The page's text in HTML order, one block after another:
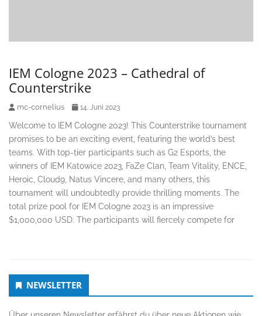
IEM Cologne 2023 – Cathedral of
Counterstrike
mc-cornelius 14. Juni 2023
Welcome to IEM Cologne 2023! This Counterstrike tournament
promises to be an exciting event, featuring the world’s best
teams. With top-tier participants such as G2 Esports, the
winners of IEM Katowice 2023, FaZe Clan, Team Vitality, ENCE,
Heroic, Cloud9, Natus Vincere, and many others, this
tournament will undoubtedly provide thrilling moments. The
total prize pool for IEM Cologne 2023 is an impressive
$1,000,000 USD. The participants will fiercely compete for
Untergeordnet
Seitenleiste
NEWSLETTER